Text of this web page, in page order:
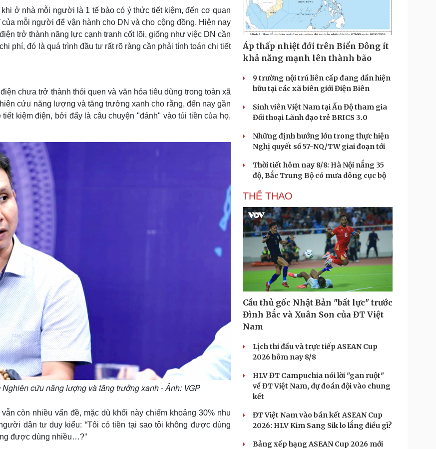
ở nhà mỗi người là 1 tế bào có ý thức tiết kiệm, đến cơ quan
mỗi người để vận hành cho DN và cho cộng đồng. Hiện nay
trở thành năng lực cạnh tranh cốt lõi, giống như việc DN cần
phí, đó là quá trình đầu tư rất rõ ràng cần phải tính toán chi tiết
chưa trở thành thói quen và văn hóa tiêu dùng trong toàn xã
cứu năng lượng và tăng trưởng xanh cho rằng, đến nay gần
kiệm điện, bởi đấy là câu chuyện "đánh" vào túi tiền của họ,
cứu năng lượng và tăng trưởng xanh - Ảnh: VGP
còn nhiều vấn đề, mặc dù khối này chiếm khoảng 30% nhu
dân tư duy kiểu: “Tôi có tiền tại sao tôi không được dùng
được dùng nhiều…?”
Áp thấp nhiệt đới trên Biển Đông ít
khả năng mạnh lên thành bão
9 trường nội trú liên cấp đang dần hiện
hữu tại các xã biên giới Điện Biên
Sinh viên Việt Nam tại Ấn Độ tham gia
Đối thoại Lãnh đạo trẻ BRICS 3.0
Những định hướng lớn trong thực hiện
Nghị quyết số 57-NQ/TW giai đoạn tới
Thời tiết hôm nay 8/8: Hà Nội nắng 35
độ, Bắc Trung Bộ có mưa dông cục bộ
THỂ THAO
Cầu thủ gốc Nhật Bản "bất lực" trước
Đình Bắc và Xuân Son của ĐT Việt
Nam
Lịch thi đấu và trực tiếp ASEAN Cup
2026 hôm nay 8/8
HLV ĐT Campuchia nói lời "gan ruột"
về ĐT Việt Nam, dự đoán đội vào chung
kết
ĐT Việt Nam vào bán kết ASEAN Cup
2026: HLV Kim Sang Sik lo lắng điều gì?
Bảng xếp hạng ASEAN Cup 2026 mới